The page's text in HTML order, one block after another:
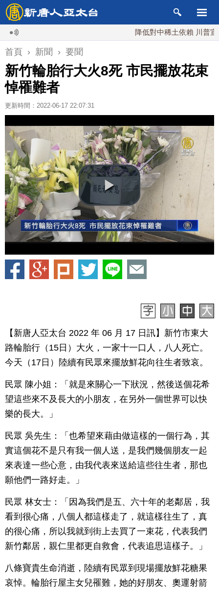
降低對中稀土依賴 川普宣布礦
首頁 › 新聞 › 要聞
新竹輪胎行大火8死 市民擺放花束
悼罹難者
更新時間：2022-06-17 22:07:31
【新唐人亞太台 2022 年 06 月 17 日訊】新竹市東大
路輪胎行（15日）大火，一家十一口人，八人死亡。
今天（17日）陸續有民眾來擺放鮮花向往生者致哀。
民眾 陳小姐：「就是來關心一下狀況，然後送個花希
望這些來不及長大的小朋友，在另外一個世界可以快
樂的長大。」
民眾 吳先生：「也希望來藉由做這樣的一個行為，其
實這個花不是只有我一個人送，是我們幾個朋友一起
來表達一些心意，由我代表來送給這些往生者，那也
願他們一路好走。」
民眾 林女士：「因為我們是五、六十年的老鄰居，我
看到很心痛，八個人都這樣走了，就這樣往生了，真
的很心痛，所以我就到街上去買了一束花，代表我們
新竹鄰居，親仁里都更自救會，代表追思這樣子。」
八條寶貴生命消逝，陸續有民眾到現場擺放鮮花糖果
哀悼。輪胎行屋主女兒罹難，她的好朋友、奧運射箭